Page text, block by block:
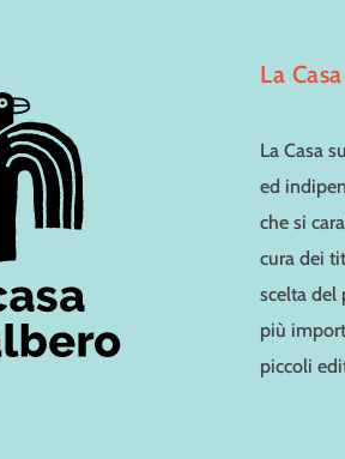
La
La Casa
ed
che si
cura dei
scelta del
più
piccoli